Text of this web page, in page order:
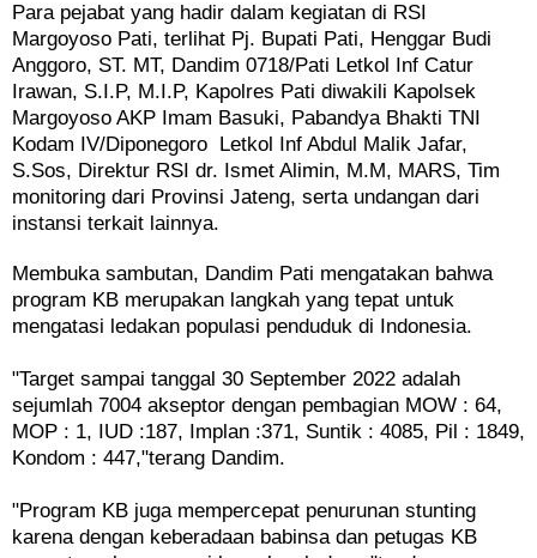
Para pejabat yang hadir dalam kegiatan di RSI
Margoyoso Pati, terlihat Pj. Bupati Pati, Henggar Budi
Anggoro, ST. MT, Dandim 0718/Pati Letkol Inf Catur
Irawan, S.I.P, M.I.P, Kapolres Pati diwakili Kapolsek
Margoyoso AKP Imam Basuki, Pabandya Bhakti TNI
Kodam IV/Diponegoro Letkol Inf Abdul Malik Jafar,
S.Sos, Direktur RSI dr. Ismet Alimin, M.M, MARS, Tim
monitoring dari Provinsi Jateng, serta undangan dari
instansi terkait lainnya.
Membuka sambutan, Dandim Pati mengatakan bahwa
program KB merupakan langkah yang tepat untuk
mengatasi ledakan populasi penduduk di Indonesia.
"Target sampai tanggal 30 September 2022 adalah
sejumlah 7004 akseptor dengan pembagian MOW : 64,
MOP : 1, IUD :187, Implan :371, Suntik : 4085, Pil : 1849,
Kondom : 447,"terang Dandim.
"Program KB juga mempercepat penurunan stunting
karena dengan keberadaan babinsa dan petugas KB